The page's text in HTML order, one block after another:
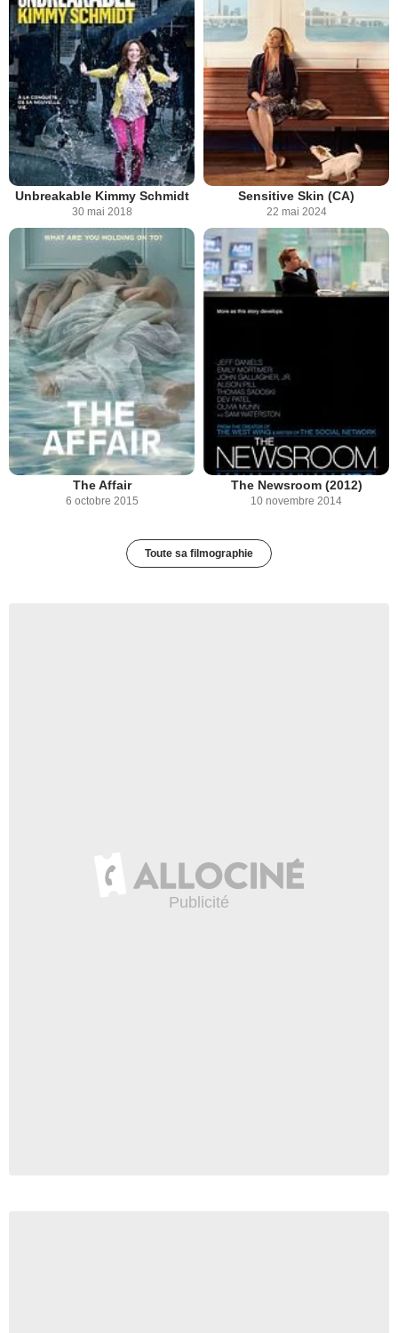
Unbreakable Kimmy Schmidt
30 mai 2018
Sensitive Skin (CA)
22 mai 2024
The Affair
6 octobre 2015
The Newsroom (2012)
10 novembre 2014
Toute sa filmographie